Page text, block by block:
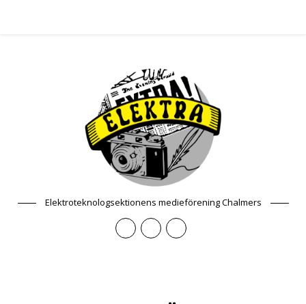
Elektroteknologsektionens medieförening Chalmers